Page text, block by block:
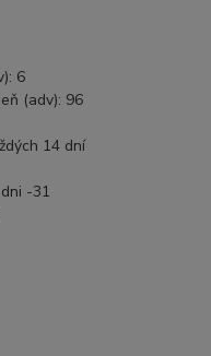
6
(adv): 96
14 dní
-31